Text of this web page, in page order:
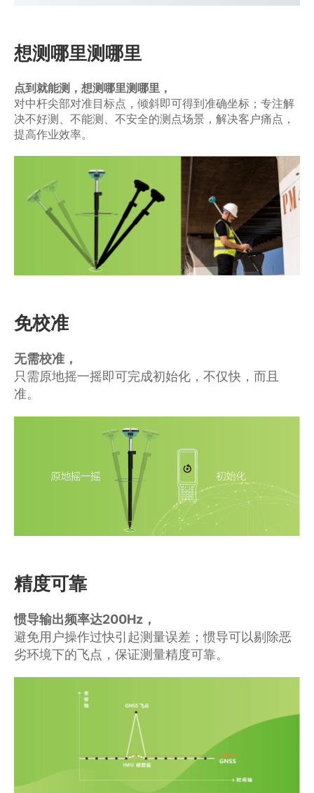
想测哪里测哪里
点到就能测，想测哪里测哪里，
对中杆尖部对准目标点，倾斜即可得到准确坐标；专注解
决不好测、不能测、不安全的测点场景，解决客户痛点，
提高作业效率。
免校准
无需校准，
只需原地摇一摇即可完成初始化，不仅快，而且
准。
精度可靠
惯导输出频率达200Hz，
避免用户操作过快引起测量误差；惯导可以剔除恶
劣环境下的飞点，保证测量精度可靠。